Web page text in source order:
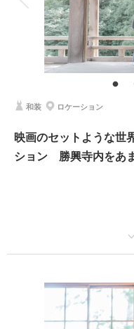
家族と撮影 家
衣装クリーニング代金、ラン
小物等の持込料金は一切かか
季節の植物に囲まれた自然
要時間：約4時間
写真撮影料/ 全データ(DVD-R)/
プ/ スケジューリング/ 撮影小物
※入園料別途。同行スタッフ
和装 ロケーション
映画のセットような世
ション 勝興寺内をあ
撮影料
着付け